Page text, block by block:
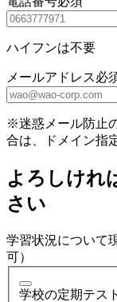
ハイフンは不要
メールアドレス必
※迷惑メール防止
合は、ドメイン指
よろしけれ
さい
学習状況について
可）
学校の定期テス